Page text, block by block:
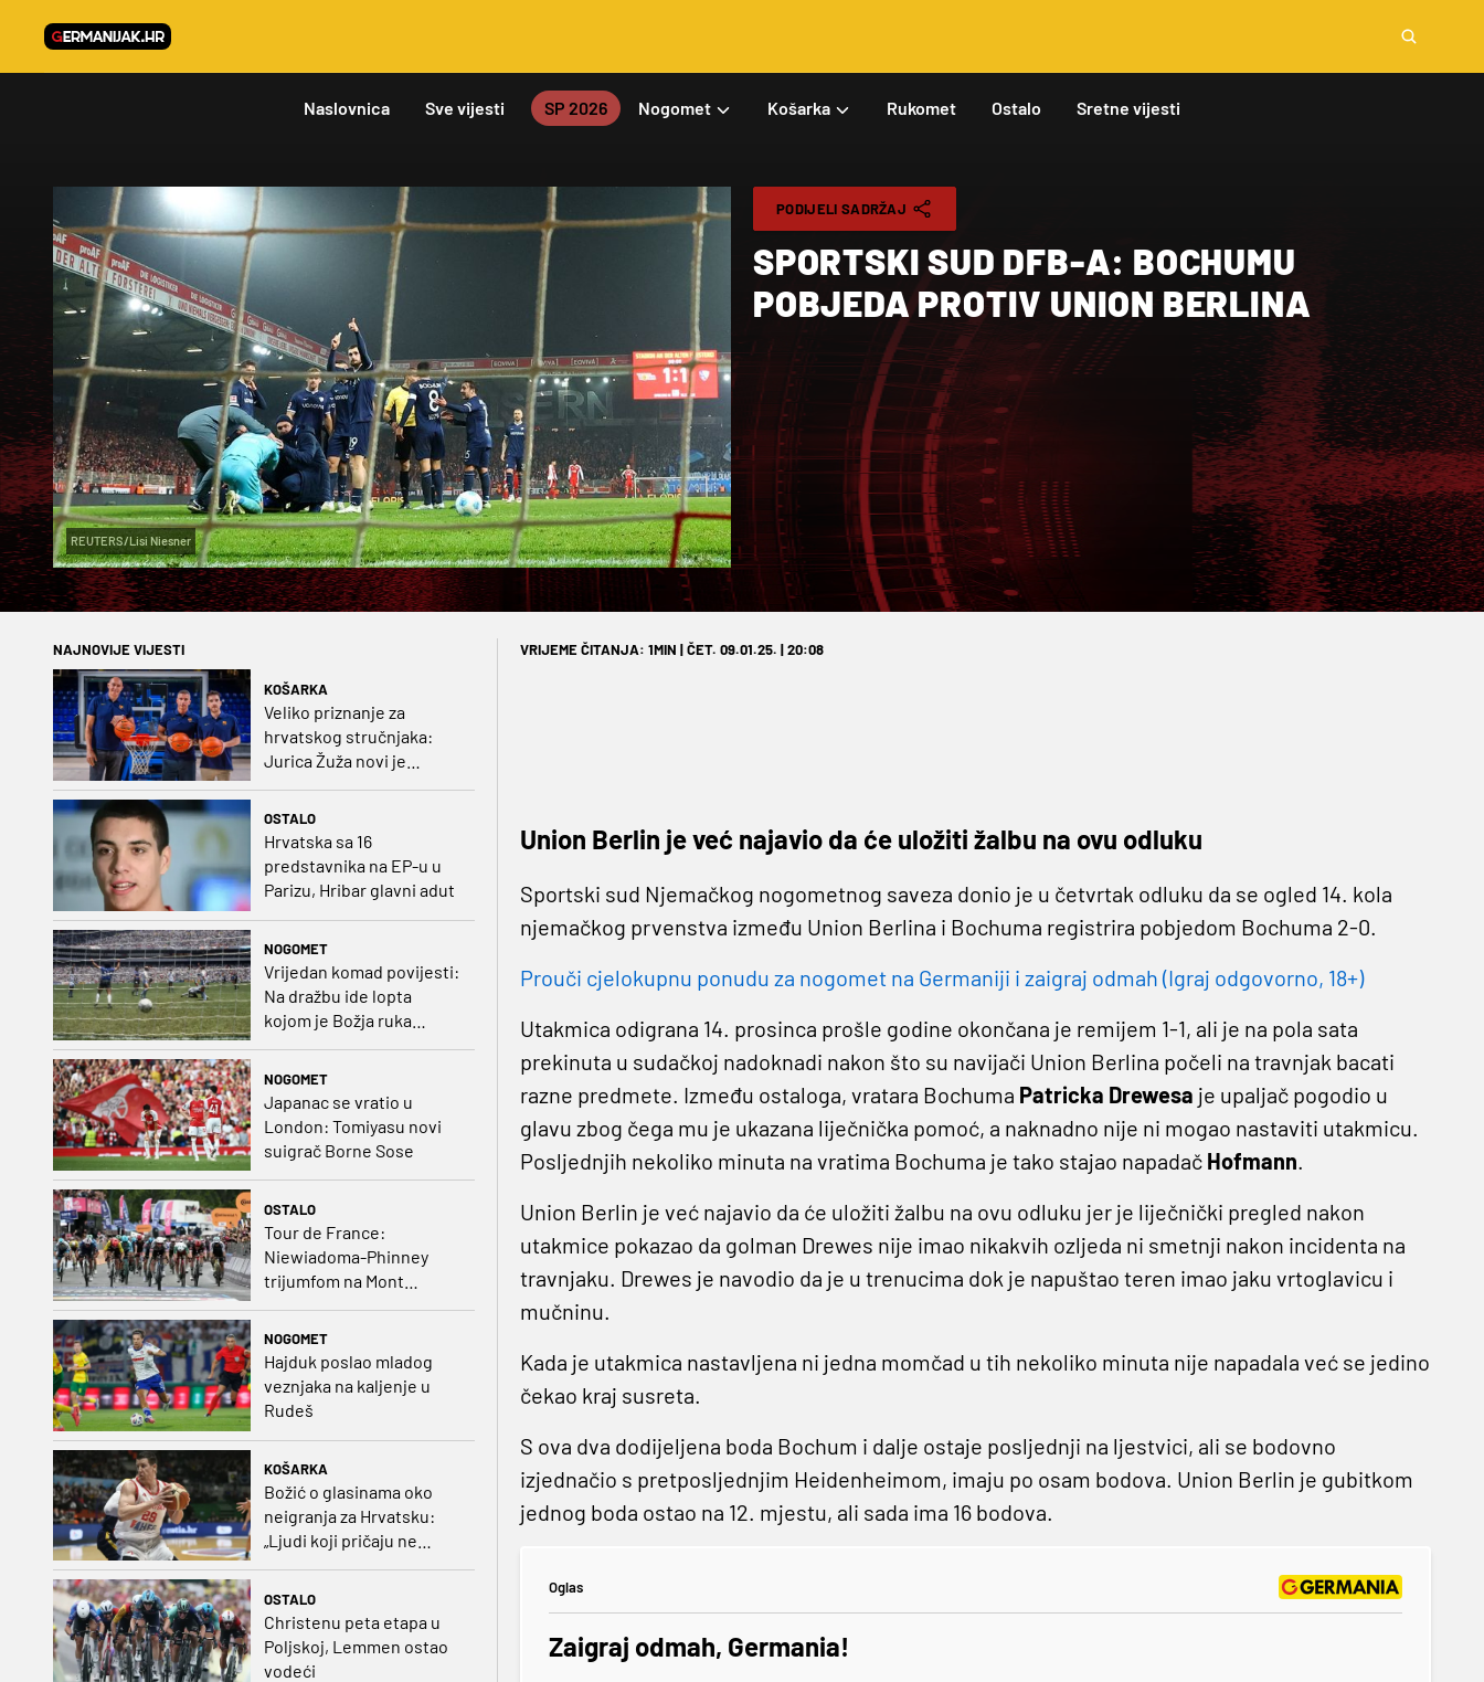
Naslovnica Sve vijesti SP 2026 Nogomet Košarka Rukomet Ostalo Sretne vijesti
REUTERS/Lisi Niesner
PODIJELI SADRŽAJ
SPORTSKI SUD DFB-A: BOCHUMU
POBJEDA PROTIV UNION BERLINA
NAJNOVIJE VIJESTI
KOŠARKA
Veliko priznanje za
hrvatskog stručnjaka:
Jurica Žuža novi je
OSTALO
Hrvatska sa 16
predstavnika na EP-u u
Parizu, Hribar glavni adut
NOGOMET
Vrijedan komad povijesti:
Na dražbu ide lopta
kojom je Božja ruka
postigla gol
NOGOMET
Japanac se vratio u
London: Tomiyasu novi
suigrač Borne Sose
OSTALO
Tour de France:
Niewiadoma-Phinney
trijumfom na Mont
NOGOMET
Hajduk poslao mladog
veznjaka na kaljenje u
Rudeš
KOŠARKA
Božić o glasinama oko
neigranja za Hrvatsku:
„Ljudi koji pričaju ne
plaćaju mi račune, ne
dušebrižnika“
OSTALO
Christenu peta etapa u
Poljskoj, Lemmen ostao
vodeći
VRIJEME ČITANJA: 1MIN | ČET. 09.01.25. | 20:08
Union Berlin je već najavio da će uložiti žalbu na ovu odluku
Sportski sud Njemačkog nogometnog saveza donio je u četvrtak odluku da se ogled 14. kola
njemačkog prvenstva između Union Berlina i Bochuma registrira pobjedom Bochuma 2-0.
Prouči cjelokupnu ponudu za nogomet na Germaniji i zaigraj odmah (Igraj odgovorno, 18+)
Utakmica odigrana 14. prosinca prošle godine okončana je remijem 1-1, ali je na pola sata
prekinuta u sudačkoj nadoknadi nakon što su navijači Union Berlina počeli na travnjak bacati
razne predmete. Između ostaloga, vratara Bochuma Patricka Drewesa je upaljač pogodio u
glavu zbog čega mu je ukazana liječnička pomoć, a naknadno nije ni mogao nastaviti utakmicu.
Posljednjih nekoliko minuta na vratima Bochuma je tako stajao napadač Hofmann.
Union Berlin je već najavio da će uložiti žalbu na ovu odluku jer je liječnički pregled nakon
utakmice pokazao da golman Drewes nije imao nikakvih ozljeda ni smetnji nakon incidenta na
travnjaku. Drewes je navodio da je u trenucima dok je napuštao teren imao jaku vrtoglavicu i
mučninu.
Kada je utakmica nastavljena ni jedna momčad u tih nekoliko minuta nije napadala već se jedino
čekao kraj susreta.
S ova dva dodijeljena boda Bochum i dalje ostaje posljednji na ljestvici, ali se bodovno
izjednačio s pretposljednjim Heidenheimom, imaju po osam bodova. Union Berlin je gubitkom
jednog boda ostao na 12. mjestu, ali sada ima 16 bodova.
Oglas
Zaigraj odmah, Germania!